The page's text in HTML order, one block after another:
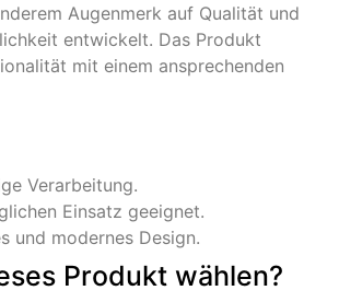
Augenmerk auf Qualität und
entwickelt. Das Produkt
mit einem ansprechenden
Verarbeitung.
Einsatz geeignet.
und modernes Design.
Produkt wählen?